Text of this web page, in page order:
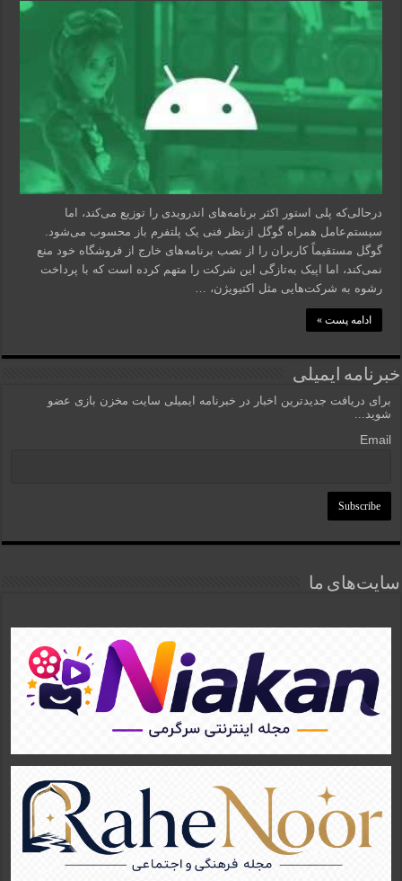
درحالی‌که پلی استور اکثر برنامه‌های اندرویدی را توزیع می‌کند، اما
سیستم‌عامل همراه گوگل ازنظر فنی یک پلتفرم باز محسوب می‌شود.
گوگل مستقیماً کاربران را از نصب برنامه‌های خارج از فروشگاه خود منع
نمی‌کند، اما اپیک به‌تازگی این شرکت را متهم کرده است که با پرداخت
رشوه به شرکت‌هایی مثل اکتیویژن، …
ادامه پست »
خبرنامه ایمیلی
برای دریافت جدیدترین اخبار در خبرنامه ایمیلی سایت مخزن بازی عضو
شوید...
Email
سایت‌های ما